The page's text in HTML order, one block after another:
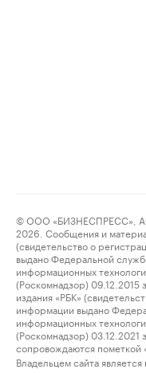
© ООО «БИЗНЕСПРЕСС»,
2026. Сообщения и
(свидетельство о
выдано Федеральной
информационных
(Роскомнадзор)
издания «РБК»
информации выдано
информационных
(Роскомнадзор)
сопровождаются пометкой
Владельцем сайта